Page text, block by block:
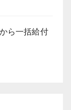
ら一括給付